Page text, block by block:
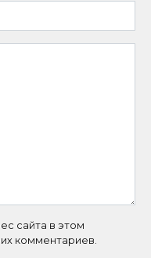
сайта в этом
комментариев.